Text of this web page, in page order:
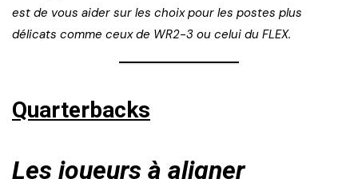
est de vous aider sur les choix pour les postes plus
délicats comme ceux de WR2-3 ou celui du FLEX.
Quarterbacks
Les joueurs à aligner